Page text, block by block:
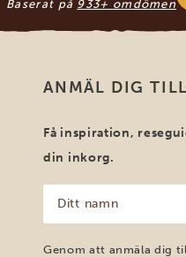
Baserat på 933+ omdömen
ANMÄL DIG
Få inspiration,
din inkorg.
namn
(Obligatoriskt)
Genom att anmäla dig